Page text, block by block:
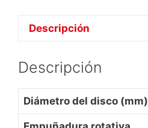
Descripción
Descripción
Diámetro del disco (mm)